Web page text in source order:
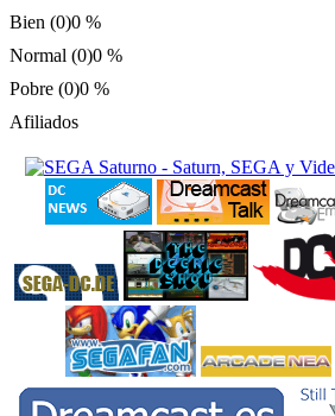
Bien (0)0 %
Normal (0)0 %
Pobre (0)0 %
Afiliados